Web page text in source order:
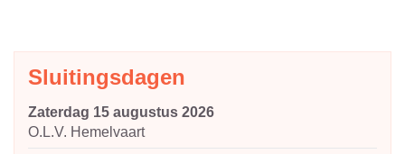
Sluitingsdagen
zaterdag 15 augustus 2026
O.L.V. Hemelvaart